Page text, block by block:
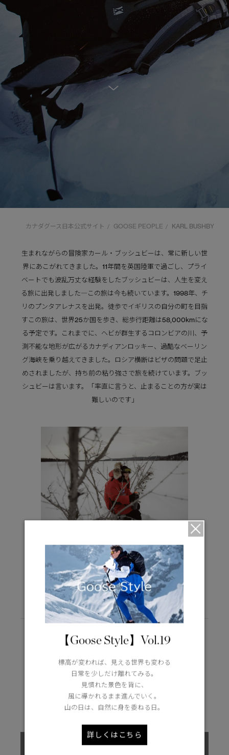
コレクション
コレクション
カナダグース日本公式サイト / GOOSE PEOPLE / KARL BUSHBY
生まれながらの冒険家カール・ブッシュビーは、常に新しい世
界にあこがれてきました。11年間を英国陸軍で過ごし、プライ
ベートでも波乱万丈な経験をしたブッシュビーは、人生を変え
る旅に出発しました―この旅は今も続いています。1998年、チ
リのプンタアレナスを出発。徒歩でイギリスの自分の町を目指
すこの旅は、世界25か国を歩き、総歩行距離は58,000kmにな
る予定です。これまでに、ヘビが群生するコロンビアの川、予
測不能な地形が広がるカナディアンロッキー、過酷なベーリン
グ海峡を乗り越えてきました。ロシア横断はビザの問題で足止
めされましたが、持ち前の粘り強さで旅を続けています。ブッ
シュビーは言います。「率直に言うと、止まることの方が実は
難しいのです」
EXPLORE MORE
STORIES
【Goose Style】Vol.19
標高が変われば、見える世界も変わる
日常を少しだけ離れてみる。
見慣れた景色を背に、
風に導かれるまま進んでいく。
山の日は、自然に身を委ねる日。
詳しくはこちら